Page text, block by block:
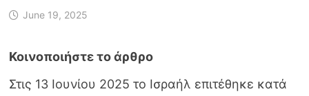
June 19, 2025
Στις 13 Ιουνίου 2025 το Ισραήλ επιτέθηκε κατά